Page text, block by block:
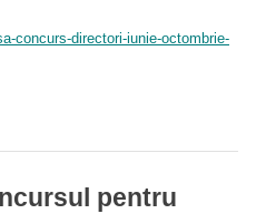
concurs-directori-iunie-octombrie-
pentru